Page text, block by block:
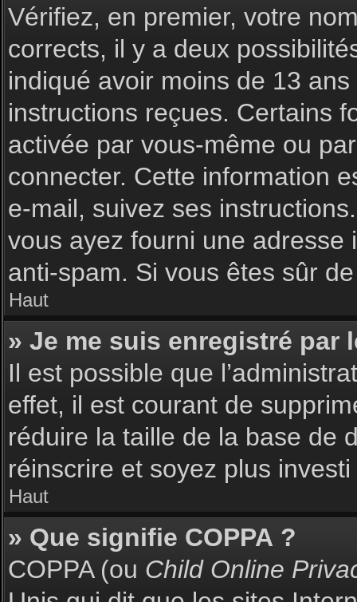
Vérifiez, en premier, votre
corrects, il y a deux
indiqué avoir moins de 13
instructions reçues. Certains
activée par vous-même ou
connecter. Cette information
e-mail, suivez ses
vous ayez fourni une adresse
anti-spam. Si vous êtes sûr
Haut
» Je me suis enregistré par
Il est possible que
effet, il est courant de
réduire la taille de la base de
réinscrire et soyez plus
Haut
» Que signifie COPPA ?
COPPA (ou Child Online